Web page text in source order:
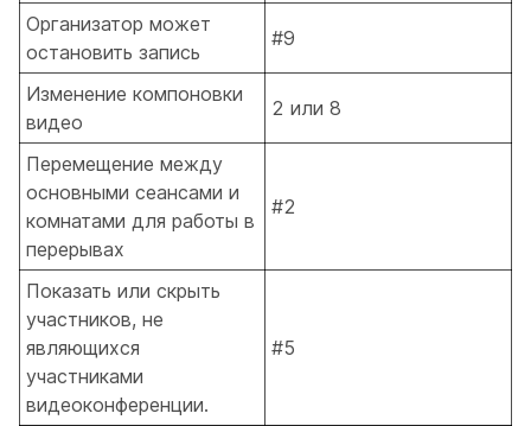
Организатор может
остановить запись
#9
Изменение компоновки
видео
2 или 8
Перемещение между
основными сеансами и
комнатами для работы в
перерывах
#2
Показать или скрыть
участников, не
являющихся
участниками
видеоконференции.
#5